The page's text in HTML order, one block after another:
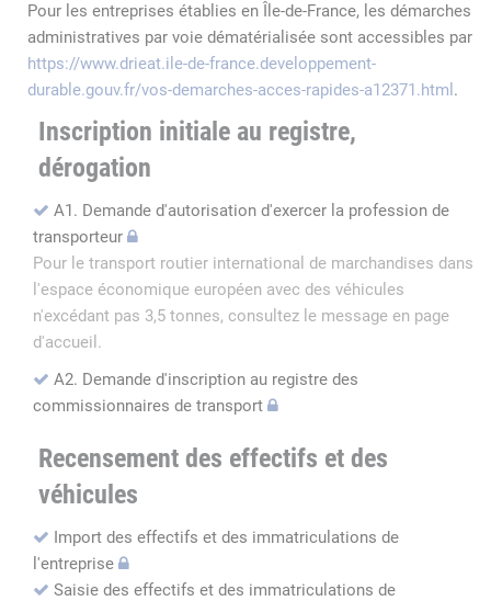
Pour les entreprises établies en Île-de-France, les démarches
administratives par voie dématérialisée sont accessibles par
https://www.drieat.ile-de-france.developpement-
durable.gouv.fr/vos-demarches-acces-rapides-a12371.html .
Inscription initiale au registre,
dérogation
A1. Demande d'autorisation d'exercer la profession de
transporteur
Pour le transport routier international de marchandises dans
l'espace économique européen avec des véhicules
n'excédant pas 3,5 tonnes, consultez le message en page
d'accueil.
A2. Demande d'inscription au registre des
commissionnaires de transport
Recensement des effectifs et des
véhicules
Import des effectifs et des immatriculations de
l'entreprise
Saisie des effectifs et des immatriculations de